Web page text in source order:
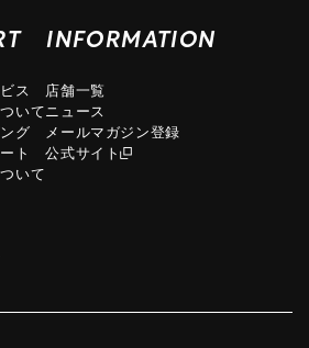
ス
いて
グ
ト
いて
INFORMATION
店舗一覧
ニュース
メールマガジン登録
公式サイト